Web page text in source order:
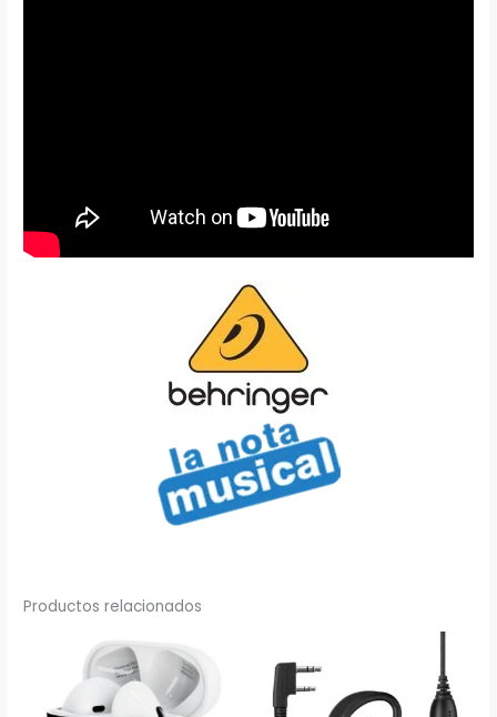
Productos relacionados